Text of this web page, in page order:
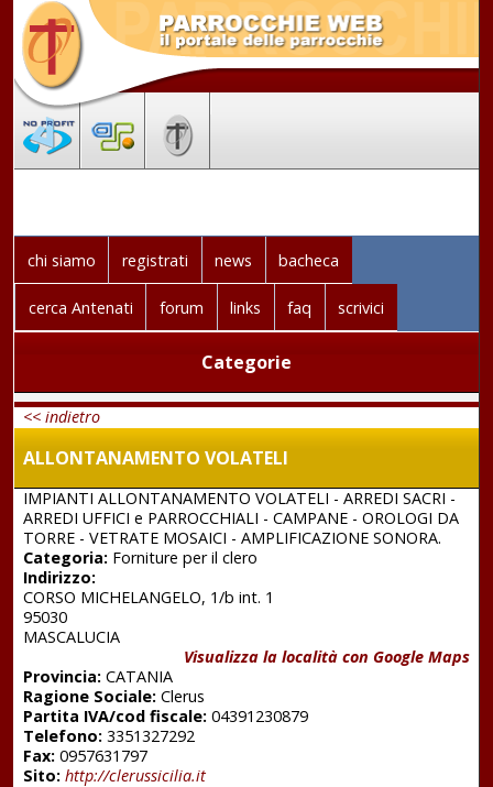
chi siamo registrati news bacheca
cerca Antenati forum links faq scrivici
Categorie
<< indietro
ALLONTANAMENTO VOLATELI
IMPIANTI ALLONTANAMENTO VOLATELI - ARREDI SACRI -
ARREDI UFFICI e PARROCCHIALI - CAMPANE - OROLOGI DA
TORRE - VETRATE MOSAICI - AMPLIFICAZIONE SONORA.
Categoria:Forniture per il clero
Indirizzo:
CORSO MICHELANGELO, 1/b int. 1
95030
MASCALUCIA
Visualizza la località con Google Maps
Provincia:CATANIA
Ragione Sociale:Clerus
Partita IVA/cod fiscale:04391230879
Telefono:3351327292
Fax:0957631797
Sito: http://clerussicilia.it